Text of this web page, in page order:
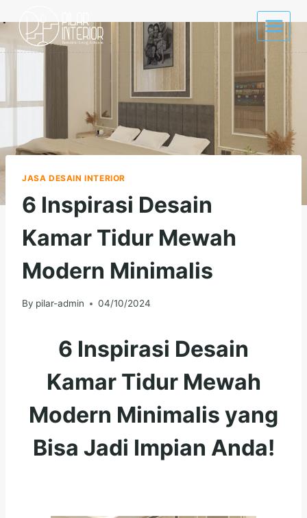
to
content
JASA DESAIN INTERIOR
6 Inspirasi Desain
Kamar Tidur Mewah
Modern Minimalis
By pilar-admin 04/10/2024
6 Inspirasi Desain
Kamar Tidur Mewah
Modern Minimalis yang
Bisa Jadi Impian Anda!